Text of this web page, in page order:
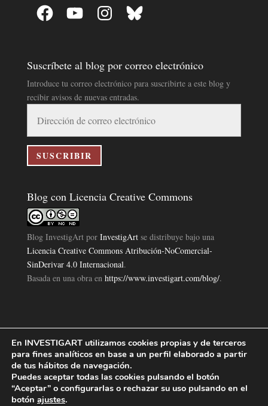
Facebook YouTube InstagramBluesky
Suscríbete al blog por correo electrónico
Introduce tu correo electrónico para suscribirte a este blog y
recibir avisos de nuevas entradas.
correo
electrónico
SUSCRIBIR
Blog con Licencia Creative Commons
Blog InvestigArtpor InvestigArtse distribuye bajo una
Licencia Creative Commons Atribución-NoComercial-
SinDerivar 4.0 Internacional.
Basada en una obra en https://www.investigart.com/blog/.
Política de Privacidad|Aviso Legal|Política de Cookies|
Investigart Copyright © 2019. |
En INVESTIGART utilizamos cookies propias y de terceros
para fines analíticos en base a un perfil elaborado a partir
de tus hábitos de navegación.
Puedes aceptar todas las cookies pulsando el botón
“Aceptar” o configurarlas o rechazar su uso pulsando en el
botón ajustes.